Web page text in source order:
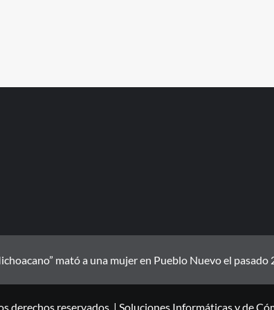
mató a una mujer en Pueblo Nuevo el
derechos reservados. | Soluciones Informáticas y de